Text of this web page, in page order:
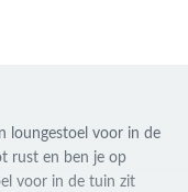
loungestoel voor in de
rust en ben je op
voor in de tuin zit